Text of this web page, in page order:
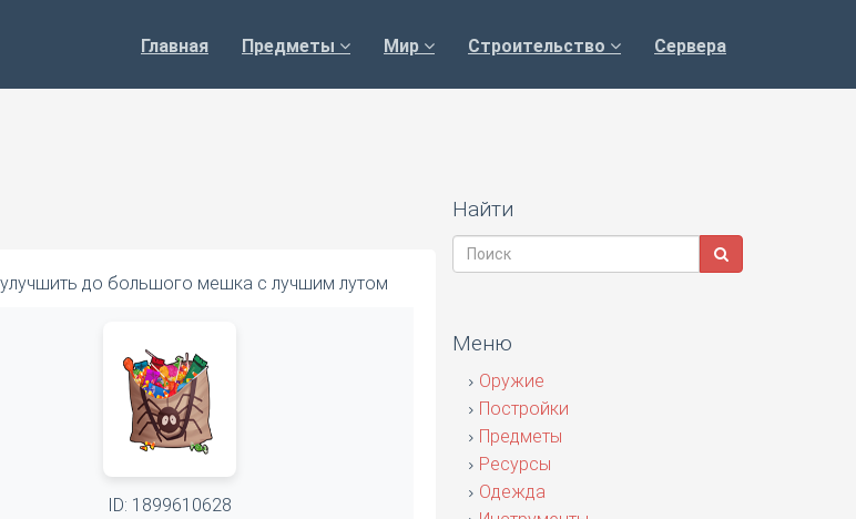
Главная Предметы Мир Строительство Сервера
до большого мешка с лучшим лутом
ID: 1899610628
Найти
Меню
Оружие
Постройки
Предметы
Ресурсы
Одежда